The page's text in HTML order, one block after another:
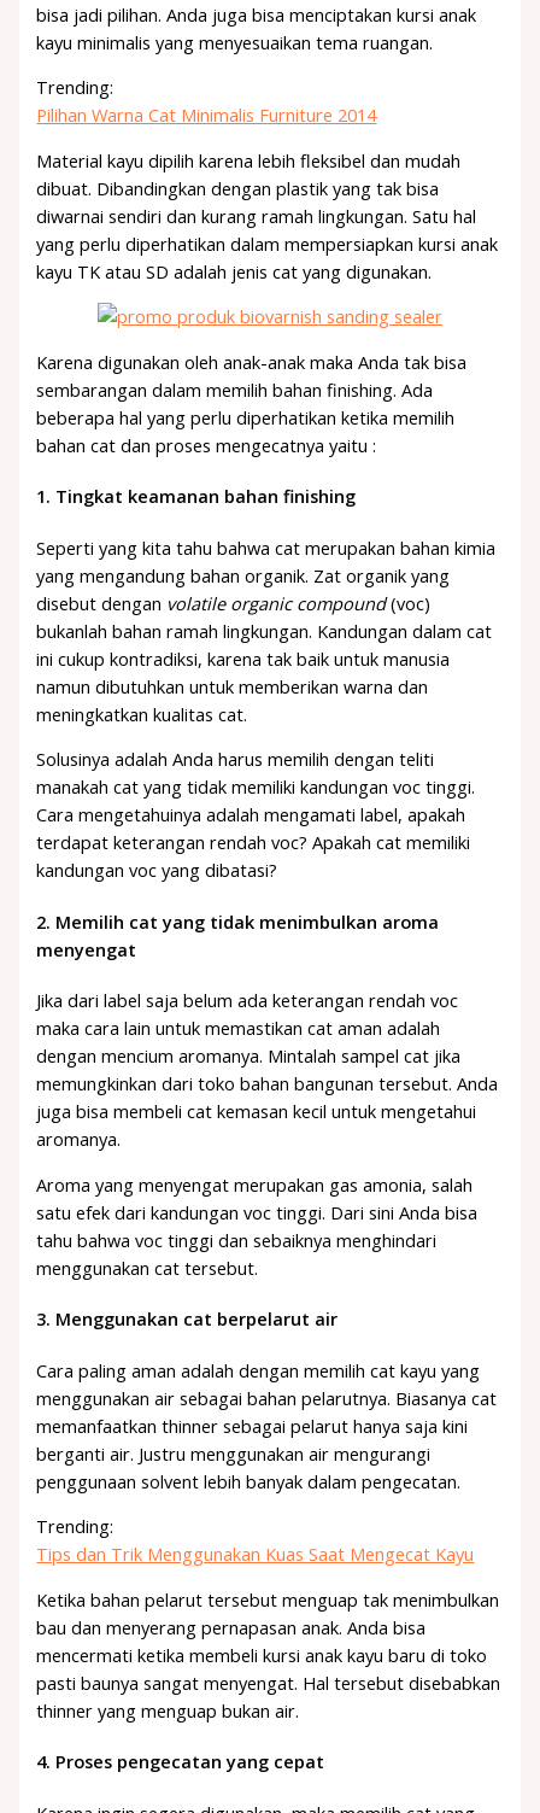
bisa jadi pilihan. Anda juga bisa menciptakan kursi anak
kayu minimalis yang menyesuaikan tema ruangan.
Trending:
Pilihan Warna Cat Minimalis Furniture 2014
Material kayu dipilih karena lebih fleksibel dan mudah
dibuat. Dibandingkan dengan plastik yang tak bisa
diwarnai sendiri dan kurang ramah lingkungan. Satu hal
yang perlu diperhatikan dalam mempersiapkan kursi anak
kayu TK atau SD adalah jenis cat yang digunakan.
Karena digunakan oleh anak-anak maka Anda tak bisa
sembarangan dalam memilih bahan finishing. Ada
beberapa hal yang perlu diperhatikan ketika memilih
bahan cat dan proses mengecatnya yaitu :
1. Tingkat keamanan bahan finishing
Seperti yang kita tahu bahwa cat merupakan bahan kimia
yang mengandung bahan organik. Zat organik yang
disebut dengan volatile organic compound(voc)
bukanlah bahan ramah lingkungan. Kandungan dalam cat
ini cukup kontradiksi, karena tak baik untuk manusia
namun dibutuhkan untuk memberikan warna dan
meningkatkan kualitas cat.
Solusinya adalah Anda harus memilih dengan teliti
manakah cat yang tidak memiliki kandungan voc tinggi.
Cara mengetahuinya adalah mengamati label, apakah
terdapat keterangan rendah voc? Apakah cat memiliki
kandungan voc yang dibatasi?
2. Memilih cat yang tidak menimbulkan aroma
menyengat
Jika dari label saja belum ada keterangan rendah voc
maka cara lain untuk memastikan cat aman adalah
dengan mencium aromanya. Mintalah sampel cat jika
memungkinkan dari toko bahan bangunan tersebut. Anda
juga bisa membeli cat kemasan kecil untuk mengetahui
aromanya.
Aroma yang menyengat merupakan gas amonia, salah
satu efek dari kandungan voc tinggi. Dari sini Anda bisa
tahu bahwa voc tinggi dan sebaiknya menghindari
menggunakan cat tersebut.
3. Menggunakan cat berpelarut air
Cara paling aman adalah dengan memilih cat kayu yang
menggunakan air sebagai bahan pelarutnya. Biasanya cat
memanfaatkan thinner sebagai pelarut hanya saja kini
berganti air. Justru menggunakan air mengurangi
penggunaan solvent lebih banyak dalam pengecatan.
Trending:
Tips dan Trik Menggunakan Kuas Saat Mengecat Kayu
Ketika bahan pelarut tersebut menguap tak menimbulkan
bau dan menyerang pernapasan anak. Anda bisa
mencermati ketika membeli kursi anak kayu baru di toko
pasti baunya sangat menyengat. Hal tersebut disebabkan
thinner yang menguap bukan air.
4. Proses pengecatan yang cepat